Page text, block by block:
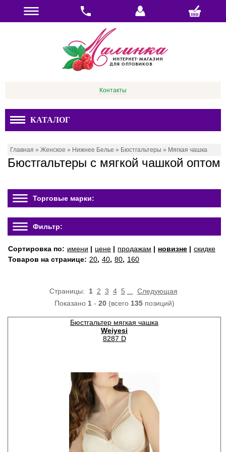
Контакты
КАТАЛОГ
Главная » Женское » Нижнее Белье » Бюстгальтеры » Мягкая чашка
Бюстгальтеры с мягкой чашкой оптом
Торговые марки:
Фильтр:
Сортировка по: имени | цене | продажам | новизне | скидке
Товаров на странице: 20, 40, 80, 160
Страницы: 1 2 3 4 5
Следующая
Показано 1- 20(всего 135позиций)
Бюстгальтер мягкая чашка
Weiyesi
8287 D